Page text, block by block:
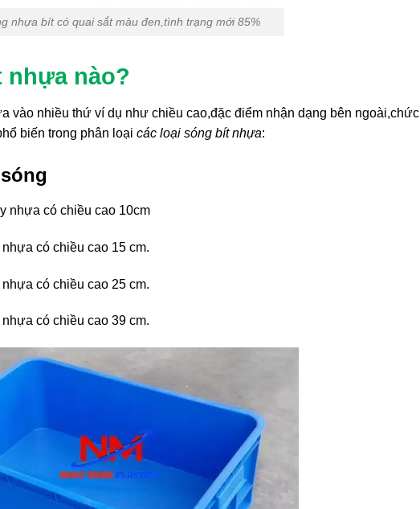
nhựa bít có quai sắt màu đen,tình trạng mới 85%
nhựa nào?
vào nhiều thứ ví dụ như chiều cao,đặc điểm nhận dạng bên ngoài,chức
biến trong phân loại các loại sóng bít nhựa:
nhựa có chiều cao 10cm
có chiều cao 15 cm.
có chiều cao 25 cm.
có chiều cao 39 cm.